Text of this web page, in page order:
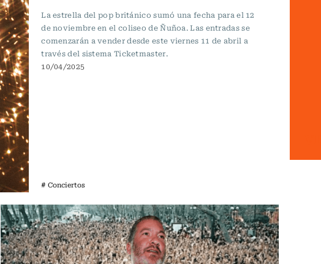
La estrella del pop británico sumó una fecha para el 12
de noviembre en el coliseo de Ñuñoa. Las entradas se
comenzarán a vender desde este viernes 11 de abril a
través del sistema Ticketmaster.
10/04/2025
# Conciertos